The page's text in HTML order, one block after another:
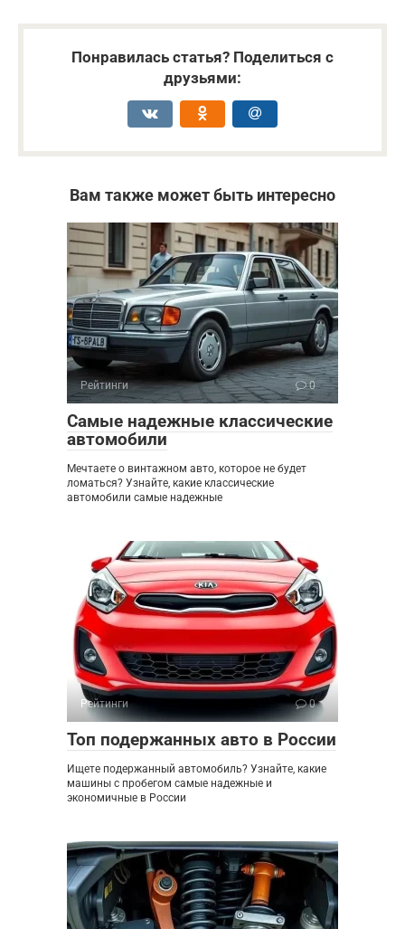
Понравилась статья? Поделиться с
друзьями:
Вам также может быть интересно
Рейтинги 0
Самые надежные классические
автомобили
Мечтаете о винтажном авто, которое не будет
ломаться? Узнайте, какие классические
автомобили самые надежные
Рейтинги 0
Топ подержанных авто в России
Ищете подержанный автомобиль? Узнайте, какие
машины с пробегом самые надежные и
экономичные в России